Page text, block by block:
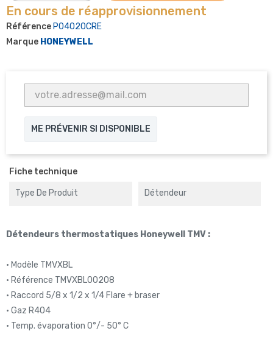
En cours de réapprovisionnement
Référence P04020CRE
Marque HONEYWELL
ME PRÉVENIR SI DISPONIBLE
Fiche technique
Type De Produit Détendeur
Détendeurs thermostatiques Honeywell TMV :
• Modèle TMVXBL
• Référence TMVXBL00208
• Raccord 5/8 x 1/2 x 1/4 Flare + braser
• Gaz R404
• Temp. évaporation 0°/- 50° C